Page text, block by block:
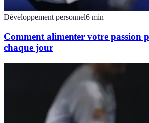
Développement personnel6 min
Comment alimenter votre passion
chaque jour